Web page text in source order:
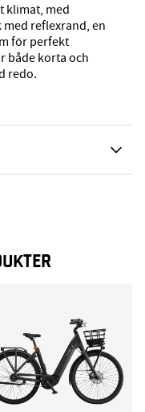
klimat, med
reflexrand, en
för perfekt
både korta och
redo.